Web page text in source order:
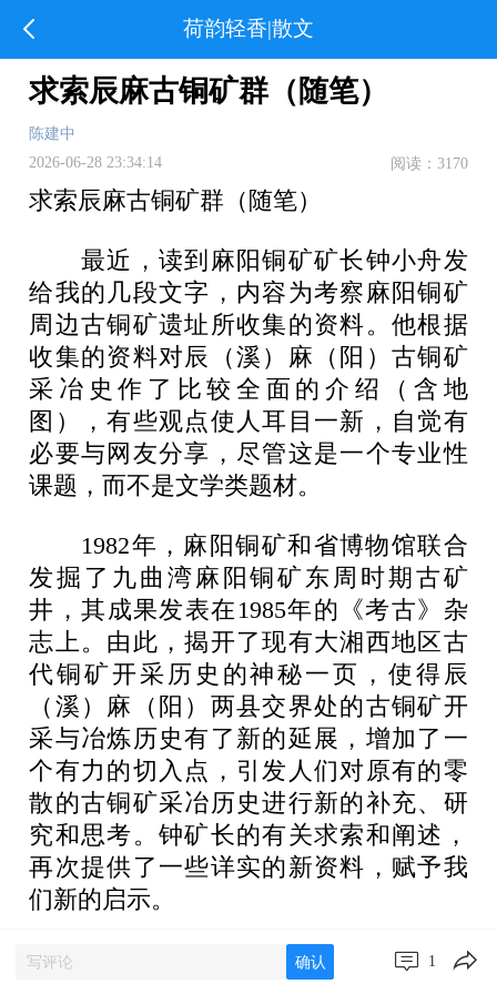
荷韵轻香|散文
求索辰麻古铜矿群（随笔）
陈建中
2026-06-28 23:34:14
阅读：3170
求索辰麻古铜矿群（随笔）
最近，读到麻阳铜矿矿长钟小舟发
给我的几段文字，内容为考察麻阳铜矿
周边古铜矿遗址所收集的资料。他根据
收集的资料对辰（溪）麻（阳）古铜矿
采冶史作了比较全面的介绍（含地
图），有些观点使人耳目一新，自觉有
必要与网友分享，尽管这是一个专业性
课题，而不是文学类题材。
1982年，麻阳铜矿和省博物馆联合
发掘了九曲湾麻阳铜矿东周时期古矿
井，其成果发表在1985年的《考古》杂
志上。由此，揭开了现有大湘西地区古
代铜矿开采历史的神秘一页，使得辰
（溪）麻（阳）两县交界处的古铜矿开
采与冶炼历史有了新的延展，增加了一
个有力的切入点，引发人们对原有的零
散的古铜矿采冶历史进行新的补充、研
究和思考。钟矿长的有关求索和阐述，
再次提供了一些详实的新资料，赋予我
们新的启示。
钟矿长的主要论述摘要
确认 1